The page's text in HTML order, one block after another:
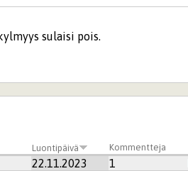
sulaisi pois.
Luontipäivä Kommentteja
22.11.2023 1